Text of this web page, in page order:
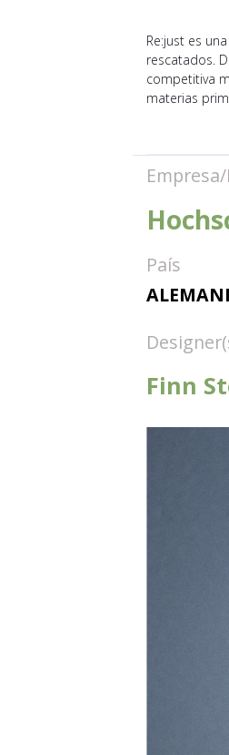
Re:just es
rescatados.
competitiva
materias
País
Finn